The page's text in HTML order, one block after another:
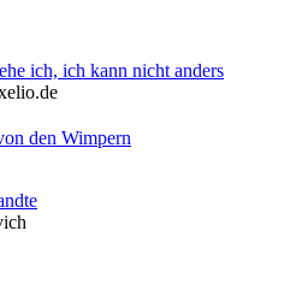
ich, ich kann nicht anders